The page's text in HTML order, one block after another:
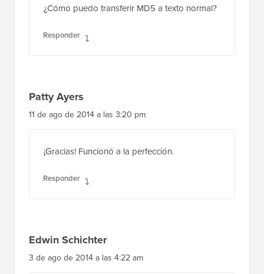
¿Cómo puedo transferir MD5 a texto normal?
Responder
Patty Ayers
11 de ago de 2014 a las 3:20 pm
¡Gracias! Funcionó a la perfección.
Responder
Edwin Schichter
3 de ago de 2014 a las 4:22 am